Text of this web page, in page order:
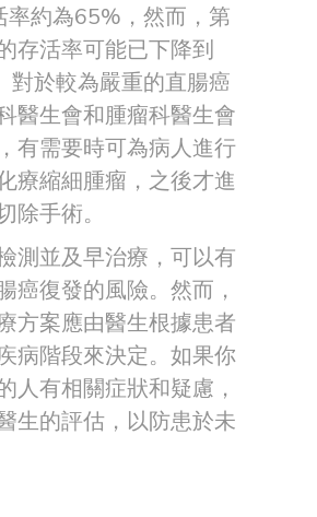
率約為65%，然而，第
存活率可能已下降到
對於較為嚴重的直腸癌
醫生會和腫瘤科醫生會
有需要時可為病人進行
療縮細腫瘤，之後才進
除手術。
測並及早治療，可以有
癌復發的風險。然而，
方案應由醫生根據患者
病階段來決定。如果你
人有相關症狀和疑慮，
生的評估，以防患於未